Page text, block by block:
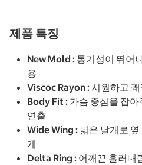
제품 특징
New Mold : 통기성이 뛰어
용
Viscoc Rayon : 시원하고
Body Fit : 가슴 중심을 잡
연출
Wide Wing : 넓은 날개로
게
Delta Ring : 어깨끈 흘러내